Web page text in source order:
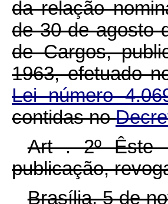
da relação
de 30 de agosto
de Cargos,
1963, efetuado
Lei número
contidas no
Art . 2º Êste
publicação,
Brasília, 5 de